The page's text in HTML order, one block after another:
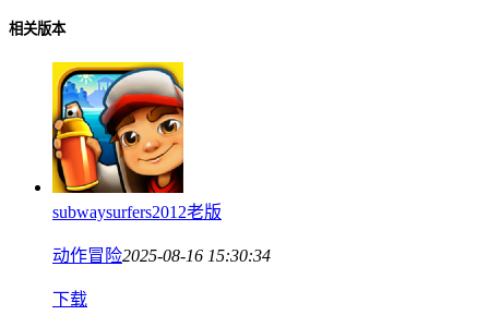
相关版本
subwaysurfers2012老版
动作冒险2025-08-16 15:30:34
下载